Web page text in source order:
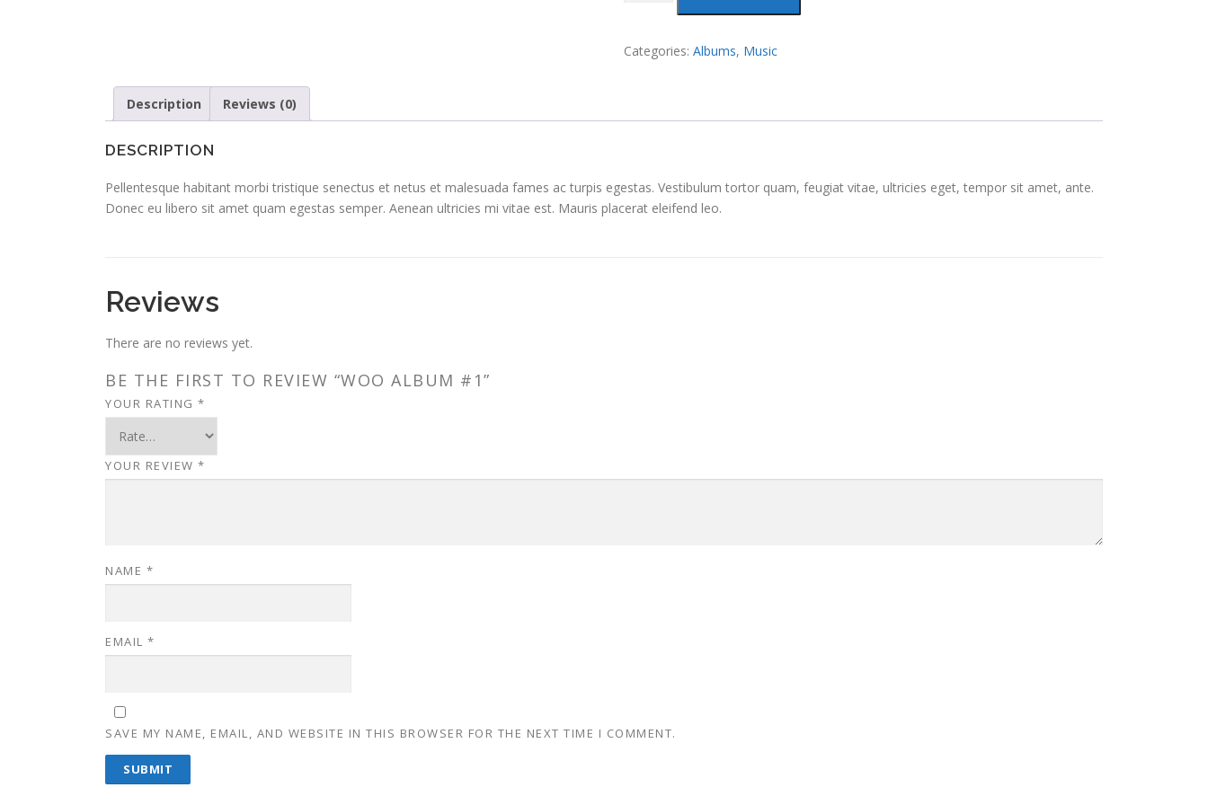
quantity
Categories:Albums, Music
Description Reviews (0)
DESCRIPTION
Pellentesque habitant morbi tristique senectus et netus et malesuada fames ac turpis egestas. Vestibulum tortor quam, feugiat vitae, ultricies eget, tempor sit amet, ante.
Donec eu libero sit amet quam egestas semper. Aenean ultricies mi vitae est. Mauris placerat eleifend leo.
Reviews
There are no reviews yet.
BE THE FIRST TO REVIEW “WOO ALBUM #1”
YOUR RATING *
YOUR REVIEW *
NAME *
EMAIL *
SAVE MY NAME, EMAIL, AND WEBSITE IN THIS BROWSER FOR THE NEXT TIME I COMMENT.